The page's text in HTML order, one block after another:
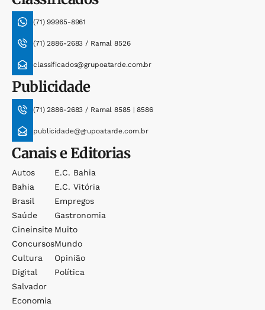
(71) 99965-8961
(71) 2886-2683 / Ramal 8526
classificados@grupoatarde.com.br
Publicidade
(71) 2886-2683 / Ramal 8585 | 8586
publicidade@grupoatarde.com.br
Canais e Editorias
Autos
Bahia
Brasil
Saúde
Cineinsite
Concursos
Cultura
Digital
Salvador
Economia
E.c. Bahia
E.c. Vitória
Empregos
Gastronomia
Muito
Mundo
Opinião
Política